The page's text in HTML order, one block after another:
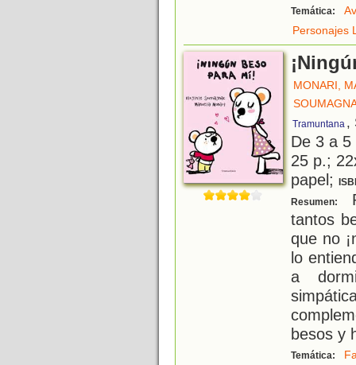
Temática:
Personajes
MONARI,
Tramuntana ,
De 3 a
25 p.;
papel;
Resumen:
tantos
que no
lo
a
besos y
Temática: